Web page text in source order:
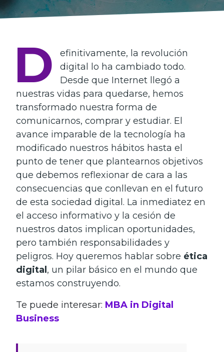
D
efinitivamente, la revolución
digital lo ha cambiado todo.
Desde que Internet llegó a
nuestras vidas para quedarse, hemos
transformado nuestra forma de
comunicarnos, comprar y estudiar. El
avance imparable de la tecnología ha
modificado nuestros hábitos hasta el
punto de tener que plantearnos objetivos
que debemos reflexionar de cara a las
consecuencias que conllevan en el futuro
de esta sociedad digital. La inmediatez en
el acceso informativo y la cesión de
nuestros datos implican oportunidades,
pero también responsabilidades y
peligros. Hoy queremos hablar sobre ética
digital , un pilar básico en el mundo que
estamos construyendo.
Te puede interesar: MBA in Digital
Business